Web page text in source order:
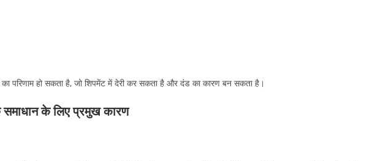
परिणाम हो सकता है, जो शिपमेंट में देरी कर सकता है और दंड का कारण बन सकता है।
के लिए प्रमुख कारण